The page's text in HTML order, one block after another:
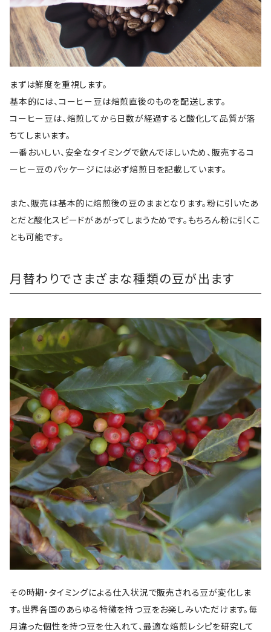
まずは鮮度を重視します。
基本的には、コーヒー豆は焙煎直後のものを配送します。
コーヒー豆は、焙煎してから日数が経過すると酸化して品質が落
ちてしまいます。
一番おいしい、安全なタイミングで飲んでほしいため、販売するコ
ーヒー豆のパッケージには必ず焙煎日を記載しています。
また、販売は基本的に焙煎後の豆のままとなります。粉に引いたあ
とだと酸化スピードがあがってしまうためです。もちろん粉に引くこ
とも可能です。
月替わりでさまざまな種類の豆が出ます
その時期・タイミングによる仕入状況で販売される豆が変化しま
す。世界各国のあらゆる特徴を持つ豆をお楽しみいただけます。毎
月違った個性を持つ豆を仕入れて、最適な焙煎レシピを研究して